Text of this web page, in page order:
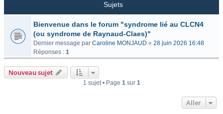
Sujets
Bienvenue dans le forum "syndrome lié au CLCN4
(ou syndrome de Raynaud-Claes)"
Dernier message par Caroline MONJAUD « 28 juin 2026 16:48
Réponses : 1
Nouveau sujet
1 sujet • Page 1sur 1
Aller